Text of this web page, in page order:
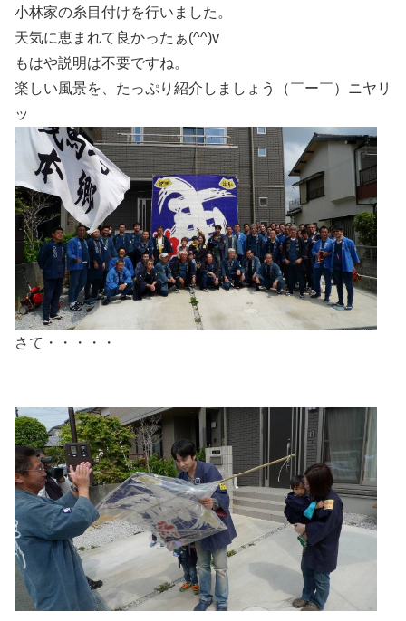
小林家の糸目付けを行いました。
天気に恵まれて良かったぁ(^^)v
もはや説明は不要ですね。
楽しい風景を、たっぷり紹介しましょう（￣ー￣）ニヤリ
ッ
さて・・・・・